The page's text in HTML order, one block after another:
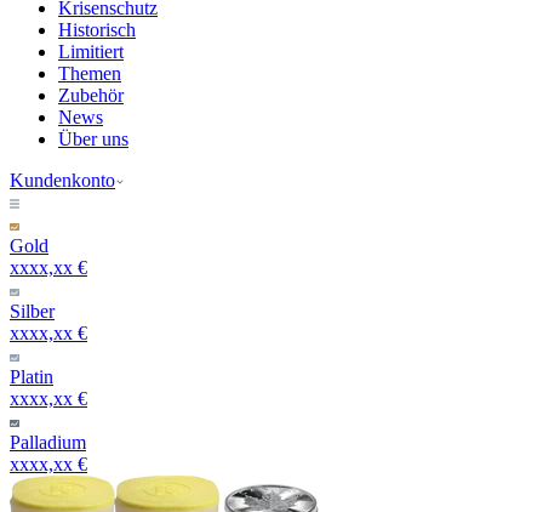
Krisenschutz
Historisch
Limitiert
Themen
Zubehör
News
Über uns
Kundenkonto
Gold
xxxx,xx €
Silber
xxxx,xx €
Platin
xxxx,xx €
Palladium
xxxx,xx €